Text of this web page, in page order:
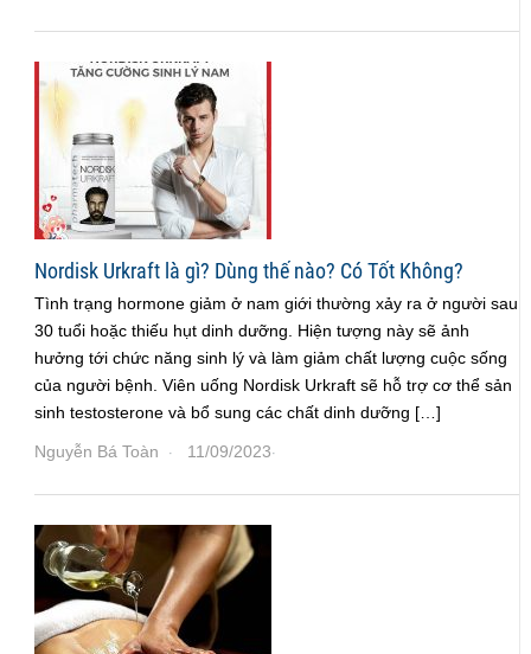
Nordisk Urkraft là gì? Dùng thế nào? Có Tốt Không?
Tình trạng hormone giảm ở nam giới thường xảy ra ở người sau
30 tuổi hoặc thiếu hụt dinh dưỡng. Hiện tượng này sẽ ảnh
hưởng tới chức năng sinh lý và làm giảm chất lượng cuộc sống
của người bệnh. Viên uống Nordisk Urkraft sẽ hỗ trợ cơ thể sản
sinh testosterone và bổ sung các chất dinh dưỡng […]
Nguyễn Bá Toàn · 11/09/2023·